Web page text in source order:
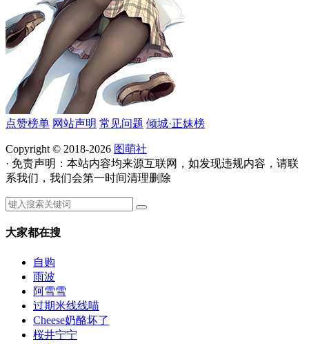
点赞榜单 网站声明 常见问题 倾城·正妹榜
Copyright © 2018-2026 图萌社
· 免责声明：本站内容均来源互联网，如发现违规内容，请联
系我们，我们会第一时间清理删除
大家都在搜
自购
雨波
阿雪雪
过期米线线喵
Cheese奶酪坏了
桜井宁宁